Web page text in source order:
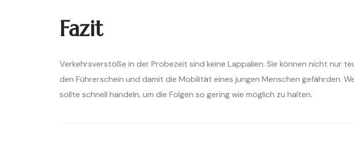
Fazit
Verkehrsverstöße in der Probezeit sind keine Lappalien. Sie können nicht nur
den Führerschein und damit die Mobilität eines jungen Menschen gefährden.
sollte schnell handeln, um die Folgen so gering wie möglich zu halten.